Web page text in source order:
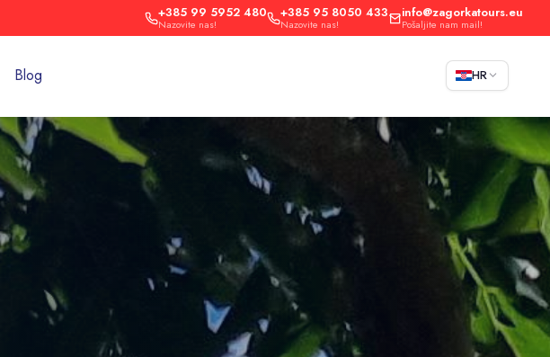
+385 99 5952 480
Nazovite nas!
+385 95 8050 433
Nazovite nas!
info@zagorkatours.eu
Pošaljite nam mail!
Blog HR